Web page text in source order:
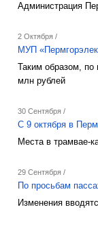
Администрация
2 Октября /
МУП
Таким образом, по
млн рублей
30 Сентября /
С 9 октября в
Места в трамвае-
29 Сентября /
По просьбам
Изменения